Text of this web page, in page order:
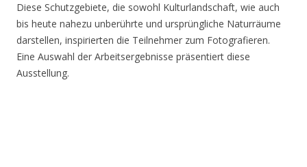
Diese Schutzgebiete, die sowohl Kulturlandschaft, wie auch
bis heute nahezu unberührte und ursprüngliche Naturräume
darstellen, inspirierten die Teilnehmer zum Fotografieren.
Eine Auswahl der Arbeitsergebnisse präsentiert diese
Ausstellung.